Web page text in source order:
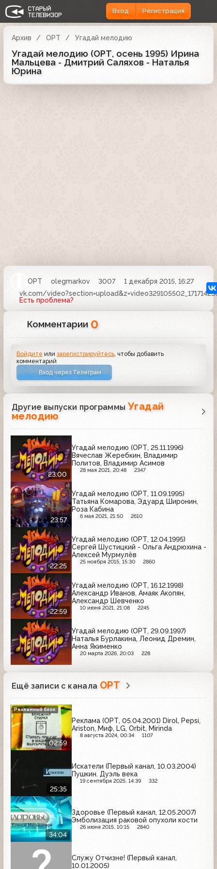
Вход Регистрация
Архив ОРТ Угадай мелодию
Угадай мелодию (ОРТ, осень 1995) Ирина
Мальцева - Дмитрий Саляхов - Наталья
Юрина
ОРТ olegmarkov 3007
1 декабря 2015, 16:27
vk.com/
Есть проблема?
Комментарии 0
Войдите илизарегистрируйтесь , чтобы добавить
комментарий
Вход через Телеграм
Другие выпуски программы Угадай
мелодию
23:00
Угадай мелодию (ОРТ, 25.11.1996)
Вячеслав Жеребкин, Владимир
Политов, Владимир Асимов
28 мая 2021, 20:48 2347
23:57
Угадай мелодию (ОРТ, 11.09.1995)
Татьяна Комарова, Эдуард Широнин,
Роза Кабина
6 мая 2021, 21:50 2610
22:25
Угадай мелодию (ОРТ, 12.04.1995)
Сергей Шустицкий - Ольга Андрюхина -
Алексей Мурмулёв
25 ноября 2015, 15:30 2860
22:59
Угадай мелодию (ОРТ, 16.12.1998)
Александр Иванов, Амаяк Акопян,
Александр Шевченко
10 июня 2021, 21:08 2245
Угадай мелодию (ОРТ, 29.09.1997)
Наталья Бурлакина, Леонид Дремин,
Анна Якименко
20 марта 2026, 20:03 228
Ещё записи с канала ОРТ
02:59
Реклама (ОРТ, 05.04.2001) Dirol, Pepsi,
Ariston, Миф, LG, Orbit, Mirinda
8 августа 2024, 00:34 1107
Рекламный блок
25:35
Искатели (Первый канал, 10.03.2004)
Пушкин. Дуэль века
19 сентября 2025, 14:39 332
34:04
Здоровье (Первый канал, 12.05.2007)
Эмболизация раковой опухоли кости
26 июня 2015, 10:15 2840
Служу Отчизне! (Первый канал,
10.01.2005)